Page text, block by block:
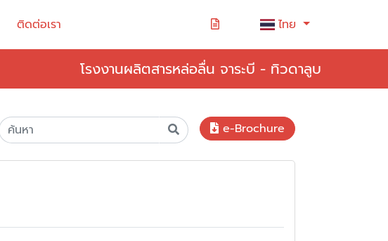
ติดต่อเรา ไทย
โรงงานผลิตสารหล่อลื่น จาระบี - ทิวดาลูบ
e-Brochure